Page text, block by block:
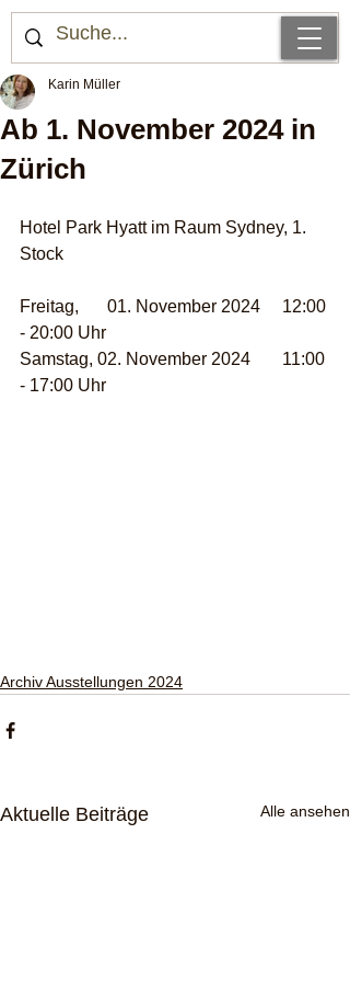
Ab 1. November 2024 in
Zürich
Karin Müller
Hotel Park Hyatt im Raum Sydney, 1.
Stock
Freitag,	01. November 2024	12:00
- 20:00 Uhr
Samstag, 02. November 2024	11:00
- 17:00 Uhr
Archiv Ausstellungen 2024
Aktuelle Beiträge Alle ansehen